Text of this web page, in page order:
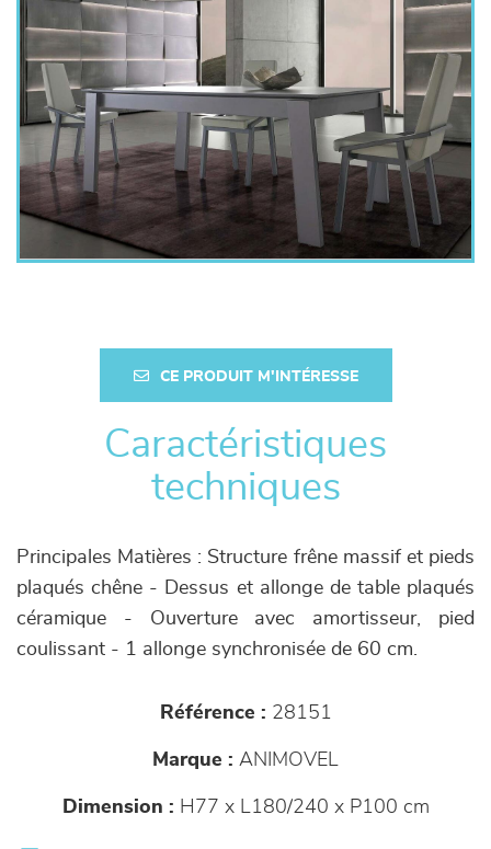
CE PRODUIT M'INTÉRESSE
Caractéristiques
techniques
Principales Matières : Structure frêne massif et pieds
plaqués chêne - Dessus et allonge de table plaqués
céramique - Ouverture avec amortisseur, pied
coulissant - 1 allonge synchronisée de 60 cm.
Référence : 28151
Marque : ANIMOVEL
Dimension : H77 x L180/240 x P100 cm